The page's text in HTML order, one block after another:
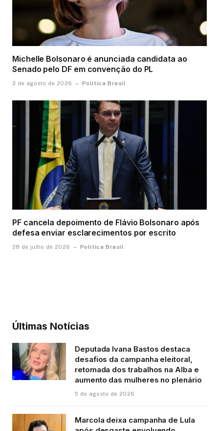
Michelle Bolsonaro é anunciada candidata ao
Senado pelo DF em convenção do PL
3 de agosto de 2026 Política Brasil
PF cancela depoimento de Flávio Bolsonaro após
defesa enviar esclarecimentos por escrito
28 de julho de 2026 Política Brasil
Últimas Notícias
Deputada Ivana Bastos destaca
desafios da campanha eleitoral,
retomada dos trabalhos na Alba e
aumento das mulheres no plenário
5 de agosto de 2026
Marcola deixa campanha de Lula